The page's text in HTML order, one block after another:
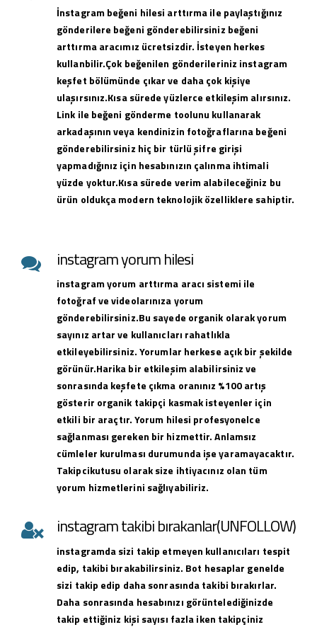
İnstagram beğeni hilesi arttırma ile paylaştığınız
gönderilere beğeni gönderebilirsiniz beğeni
arttırma aracımız ücretsizdir. İsteyen herkes
kullanbilir.Çok beğenilen gönderileriniz instagram
keşfet bölümünde çıkar ve daha çok kişiye
ulaşırsınız.Kısa sürede yüzlerce etkileşim alırsınız.
Link ile beğeni gönderme toolunu kullanarak
arkadaşının veya kendinizin fotoğraflarına beğeni
gönderebilirsiniz hiç bir türlü şifre girişi
yapmadığınız için hesabınızın çalınma ihtimali
yüzde yoktur.Kısa sürede verim alabileceğiniz bu
ürün oldukça modern teknolojik özelliklere sahiptir.
instagram yorum hilesi
instagram yorum arttırma aracı sistemi ile
fotoğraf ve videolarınıza yorum
gönderebilirsiniz.Bu sayede organik olarak yorum
sayınız artar ve kullanıcları rahatlıkla
etkileyebilirsiniz. Yorumlar herkese açık bir şekilde
görünür.Harika bir etkileşim alabilirsiniz ve
sonrasında keşfete çıkma oranınız %100 artış
gösterir organik takipçi kasmak isteyenler için
etkili bir araçtır. Yorum hilesi profesyonelce
sağlanması gereken bir hizmettir. Anlamsız
cümleler kurulması durumunda işe yaramayacaktır.
Takipcikutusu olarak size ihtiyacınız olan tüm
yorum hizmetlerini sağlıyabiliriz.
instagram takibi bırakanlar(UNFOLLOW)
instagramda sizi takip etmeyen kullanıcıları tespit
edip, takibi bırakabilirsiniz. Bot hesaplar genelde
sizi takip edip daha sonrasında takibi bırakırlar.
Daha sonrasında hesabınızı görüntelediğinizde
takip ettiğiniz kişi sayısı fazla iken takipçiniz